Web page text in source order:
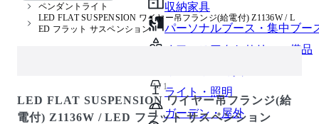
収納家具
パーソナルブース・集中ブー
オフィスアクセサリー・備品
ライト・照明
ガーデン・屋外
ペンダントライト
LED FLAT SUSPENSION ワイヤー吊フランジ(給電付) Z1136W / L
ED フラット サスペンション
1 / 1
LED FLAT SUSPENSION ワイヤー吊フランジ(給
電付) Z1136W / LED フラット サスペンション